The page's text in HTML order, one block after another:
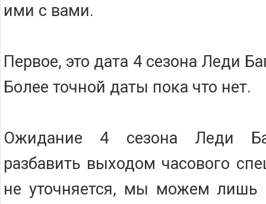
ими с вами.
Первое, это дата 4 сезона Леди
Более точной даты пока что нет.
Ожидание 4 сезона Леди
разбавить выходом часового
не уточняется, мы можем лишь